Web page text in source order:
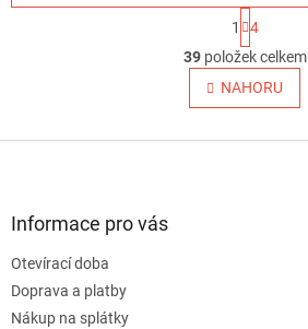
O
v
l
á
t
r
á
n
k
v
1
4
39položek celkem
NAHORU
Informace pro vás
Otevírací doba
Doprava a platby
Nákup na splátky